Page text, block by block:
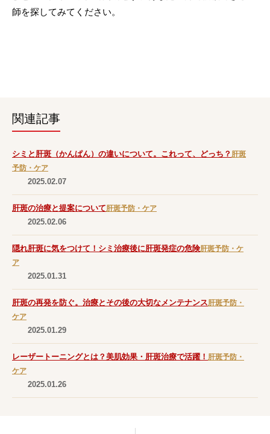
師を探してみてください。
関連記事
シミと肝斑（かんぱん）の違いについて。これって、どっち？ 肝斑
予防・ケア
2025.02.07
肝斑の治療と提案について肝斑予防・ケア
2025.02.06
隠れ肝斑に気をつけて！シミ治療後に肝斑発症の危険肝斑予防・ケ
ア
2025.01.31
肝斑の再発を防ぐ。治療とその後の大切なメンテナンス肝斑予防・
ケア
2025.01.29
レーザートーニングとは？美肌効果・肝斑治療で活躍！ 肝斑予防・
ケア
2025.01.26